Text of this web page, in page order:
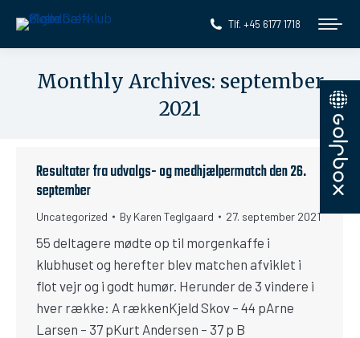
Tlf. +45 6177 1718
Monthly Archives: september
2021
Resultater fra udvalgs- og medhjælpermatch den 26.
september
Uncategorized By Karen Teglgaard 27. september 2021
55 deltagere mødte op til morgenkaffe i
klubhuset og herefter blev matchen afviklet i
flot vejr og i godt humør. Herunder de 3 vindere i
hver række: A rækkenKjeld Skov – 44 pArne
Larsen – 37 pKurt Andersen – 37 p B